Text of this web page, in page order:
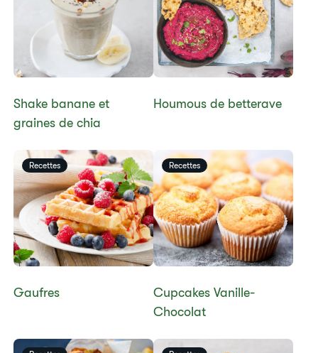
​Shake banane et
graines de chia
Houmous de betterave
Recettes
Gaufres
Recettes
​Cupcakes Vanille-
Chocolat